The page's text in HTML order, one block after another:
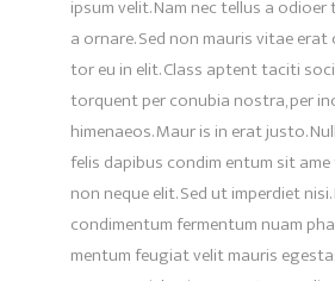
ipsum velit. Nam nec tellus a
a ornare. Sed non mauris vitae
tor eu in elit. Class aptent taciti
torquent per conubia nostra, per
himenaeos. Maur is in erat justo.
felis dapibus condim entum sit ame
non neque elit. Sed ut imperdiet nisi.
condimentum fermentum nuam
mentum feugiat velit mauris